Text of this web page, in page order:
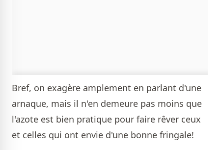
Bref, on exagère amplement en parlant d'une
arnaque, mais il n'en demeure pas moins que
l'azote est bien pratique pour faire rêver ceux
et celles qui ont envie d'une bonne fringale!